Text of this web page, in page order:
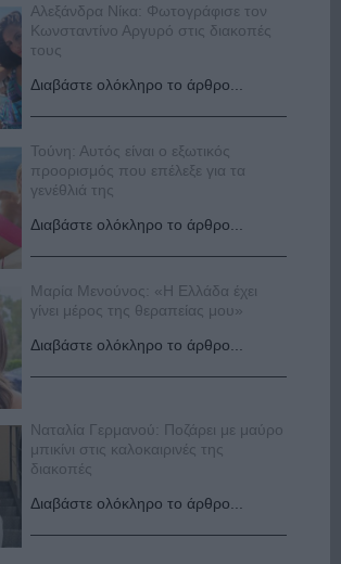
Αλεξάνδρα Νίκα: Φωτογράφισε τον
Κωνσταντίνο Αργυρό στις διακοπές
τους
Διαβάστε ολόκληρο το άρθρο...
Τούνη: Αυτός είναι ο εξωτικός
προορισμός που επέλεξε για τα
γενέθλιά της
Διαβάστε ολόκληρο το άρθρο...
Μαρία Μενούνος: «Η Ελλάδα έχει
γίνει μέρος της θεραπείας μου»
Διαβάστε ολόκληρο το άρθρο...
Ναταλία Γερμανού: Ποζάρει με μαύρο
μπικίνι στις καλοκαιρινές της
διακοπές
Διαβάστε ολόκληρο το άρθρο...